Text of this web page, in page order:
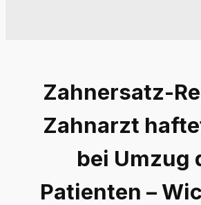
Zahnersatz-
Zahnarzt
bei Umzug
Patienten –